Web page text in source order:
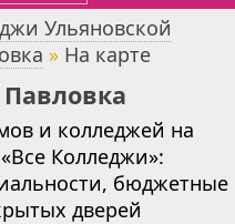
Ульяновской
» На карте
и колледжей на
Колледжи»:
бюджетные
дверей